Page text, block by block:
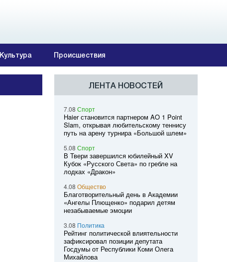
Культура Происшествия
ЛЕНТА НОВОСТЕЙ
7.08 Спорт
Haier становится партнером AO 1 Point
Slam, открывая любительскому теннису
путь на арену турнира «Большой шлем»
5.08 Спорт
В Твери завершился юбилейный XV
Кубок «Русского Света» по гребле на
лодках «Дракон»
4.08 Общество
Благотворительный день в Академии
«Ангелы Плющенко» подарил детям
незабываемые эмоции
3.08 Политика
Рейтинг политической влиятельности
зафиксировал позиции депутата
Госдумы от Республики Коми Олега
Михайлова